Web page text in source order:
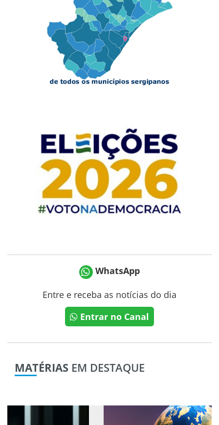
WhatsApp
Entre e receba as notícias do dia
Entrar no Canal
MATÉRIAS EM DESTAQUE